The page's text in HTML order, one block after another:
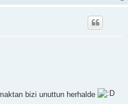
bizi unuttun herhalde